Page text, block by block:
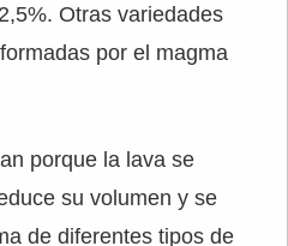
Otras variedades
por el magma
porque la lava se
su volumen y se
de diferentes tipos de